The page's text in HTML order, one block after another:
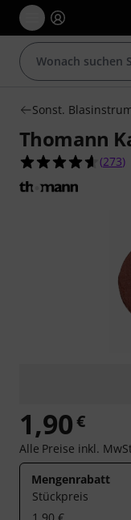
Sonst.
Thomann
4.6
(273)
1,90€
Alle Preise inkl.
Mengenrabatt
Stückpreis